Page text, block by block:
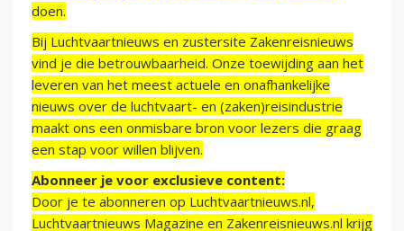
doen.
Bij Luchtvaartnieuws en zustersite Zakenreisnieuws
vind je die betrouwbaarheid. Onze toewijding aan het
leveren van het meest actuele en onafhankelijke
nieuws over de luchtvaart- en (zaken)reisindustrie
maakt ons een onmisbare bron voor lezers die graag
een stap voor willen blijven.
Abonneer je voor exclusieve content:
Door je te abonneren op Luchtvaartnieuws.nl,
Luchtvaartnieuws Magazine en Zakenreisnieuws.nl krijg